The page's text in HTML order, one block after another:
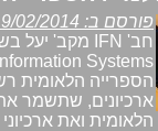
פורסם ב: 19/02/2014
הספרייה הלאומית
ארכיונים, שתשמר
הלאומית ואת